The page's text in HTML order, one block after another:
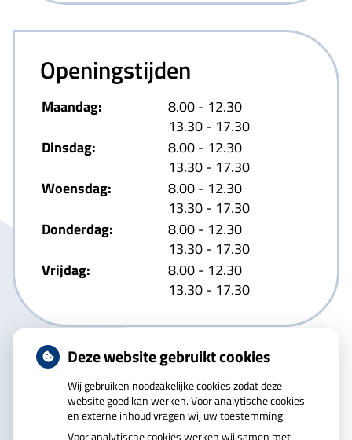
Openingstijden
Maandag: 8.00tot
- 12.30
13.30tot
- 17.30
Dinsdag:
8.00tot
- 12.30
13.30tot
- 17.30
Woensdag:
8.00tot
- 12.30
13.30tot
- 17.30
Donderdag:
8.00tot
- 12.30
13.30tot
- 17.30
Vrijdag:
8.00tot
- 12.30
13.30tot
- 17.30
U heeft geen toestemming gegeven voor
Deze website gebruikt cookies
Wij gebruiken noodzakelijke cookies zodat deze
website goed kan werken. Voor analytische cookies
en externe inhoud vragen wij uw toestemming.
Voor analytische cookies werken wij samen met